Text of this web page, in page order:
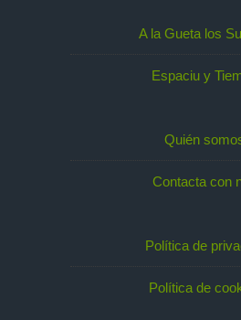
A la Gueta los
Espaciu y
Quién
Contacta con
Política de
Política de